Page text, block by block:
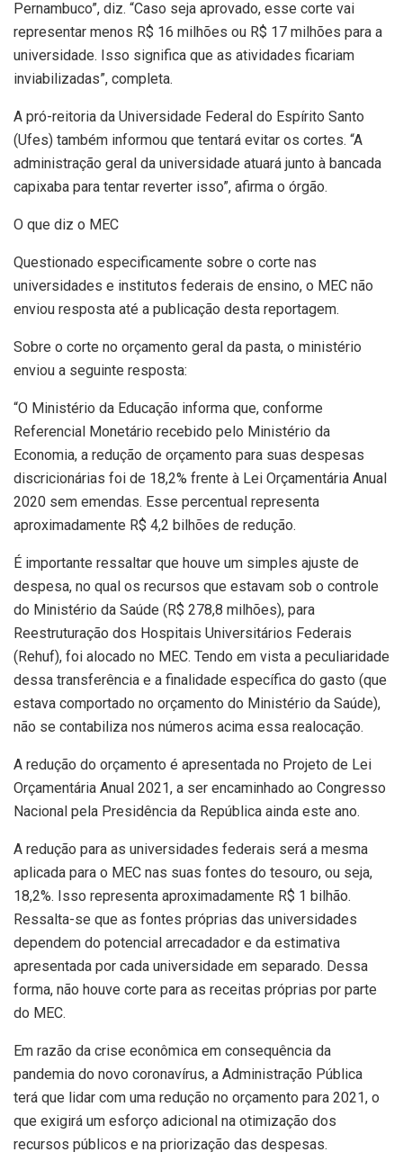
Pernambuco”, diz. “Caso seja aprovado, esse corte vai
representar menos R$ 16 milhões ou R$ 17 milhões para a
universidade. Isso significa que as atividades ficariam
inviabilizadas”, completa.
A pró-reitoria da Universidade Federal do Espírito Santo
(Ufes) também informou que tentará evitar os cortes. “A
administração geral da universidade atuará junto à bancada
capixaba para tentar reverter isso”, afirma o órgão.
O que diz o MEC
Questionado especificamente sobre o corte nas
universidades e institutos federais de ensino, o MEC não
enviou resposta até a publicação desta reportagem.
Sobre o corte no orçamento geral da pasta, o ministério
enviou a seguinte resposta:
“O Ministério da Educação informa que, conforme
Referencial Monetário recebido pelo Ministério da
Economia, a redução de orçamento para suas despesas
discricionárias foi de 18,2% frente à Lei Orçamentária Anual
2020 sem emendas. Esse percentual representa
aproximadamente R$ 4,2 bilhões de redução.
É importante ressaltar que houve um simples ajuste de
despesa, no qual os recursos que estavam sob o controle
do Ministério da Saúde (R$ 278,8 milhões), para
Reestruturação dos Hospitais Universitários Federais
(Rehuf), foi alocado no MEC. Tendo em vista a peculiaridade
dessa transferência e a finalidade específica do gasto (que
estava comportado no orçamento do Ministério da Saúde),
não se contabiliza nos números acima essa realocação.
A redução do orçamento é apresentada no Projeto de Lei
Orçamentária Anual 2021, a ser encaminhado ao Congresso
Nacional pela Presidência da República ainda este ano.
A redução para as universidades federais será a mesma
aplicada para o MEC nas suas fontes do tesouro, ou seja,
18,2%. Isso representa aproximadamente R$ 1 bilhão.
Ressalta-se que as fontes próprias das universidades
dependem do potencial arrecadador e da estimativa
apresentada por cada universidade em separado. Dessa
forma, não houve corte para as receitas próprias por parte
do MEC.
Em razão da crise econômica em consequência da
pandemia do novo coronavírus, a Administração Pública
terá que lidar com uma redução no orçamento para 2021, o
que exigirá um esforço adicional na otimização dos
recursos públicos e na priorização das despesas.